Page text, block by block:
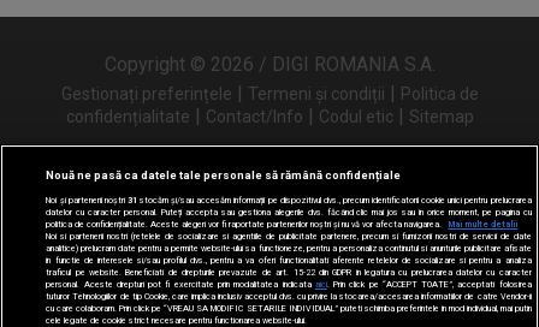
Copyright © 2026 / DIGI ROMANIA S.A.
Gestionați preferințele | Termeni și condiții | Politica de
confidențialitate | Contact/Info | Codul etic | Sitemap
Urmărește-ne și pe
Nouă ne pasă ca datele tale personale să rămână confidențiale
Noi și partenerii noștri31 stocăm și/sau accesăm informații pe dispozitivul dvs., precum identificatorii cookie unici pentru prelucrarea
datelor cu caracter personal. Puteți accepta sau gestiona alegerile dvs. făcând clic mai jos sau în orice moment, pe pagina cu
politica de confidențialitate. Aceste alegeri vor fi raportate partenerilor noștri și nu vă vor afecta navigarea.
Mai multe detalii
Noi si partenerii nostri (retelele de socializare si agentiile de publicitate partenere, precum si furnizorii nostri de servicii de date
analitice) prelucram date pentru a permite website-ului sa functioneze, pentru a personaliza continutul si anunturile publicitare afisate
in functie de interesele si/sau profilul dvs., pentru a va oferi functionalitati aferente retelelor de socializare si pentru a analiza
traficul pe website. Beneficiati de drepturile prevazute de art. 15-22 din GDPR in legatura cu prelucrarea datelor cu caracter
personal. Aceste drepturi pot fi exercitate prin modalitatea indicata aici. Prin click pe “ACCEPT TOATE”, acceptati folosirea
tuturor Tehnologiilor de tip Cookie, care implica inclusiv acceptul dvs. cu privire la stocarea/accesarea informatiilor de catre Vendor-ii
cu care colaboram. Prin click pe “VREAU SA MODIFIC SETARILE INDIVIDUAL” puteti schimba preferintele in mod individual, mai putin
cele legate de cookie strict necesare pentru functionarea website-ului.